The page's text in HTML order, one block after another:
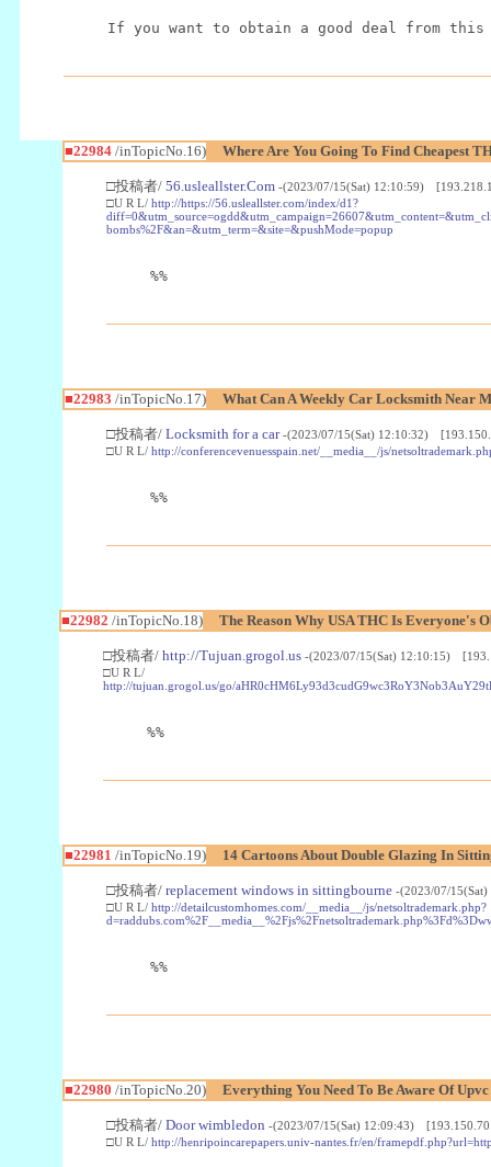
If you want to obtain a good deal from this
■22984/inTopicNo.16) Where Are You Going To Find Cheapest
□投稿者/ 56.usleallster.Com -(2023/07/15(Sat) 12:10:59)
□U R L/ http://https://56.usleallster.com/index/d1?
bombs%2F&an=&utm_term=&site=&pushMode=popup
%%
■22983 /inTopicNo.17) What Can A Weekly Car Locksmith Near
□投稿者/ Locksmith for a car -(2023/07/15(Sat) 12:10:32)
□U R L/ http://conferencevenuesspain.net/__media__/js/
%%
■22982 /inTopicNo.18) The Reason Why USA THC Is Everyone's
□投稿者/ http://Tujuan.grogol.us -(2023/07/15(Sat) 12:10:15)
□U R L/
http://tujuan.grogol.us/go/
%%
■22981 /inTopicNo.19) 14 Cartoons About Double Glazing In
□投稿者/ replacement windows in sittingbourne -(2023/07/
□U R L/ http://detailcustomhomes.com/__media__/js/netsoltrademark.php?
%%
■22980 /inTopicNo.20) Everything You Need To Be Aware Of
□投稿者/ Door wimbledon -(2023/07/15(Sat) 12:09:43)
□U R L/ http://henripoincarepapers.univ-nantes.fr/en/